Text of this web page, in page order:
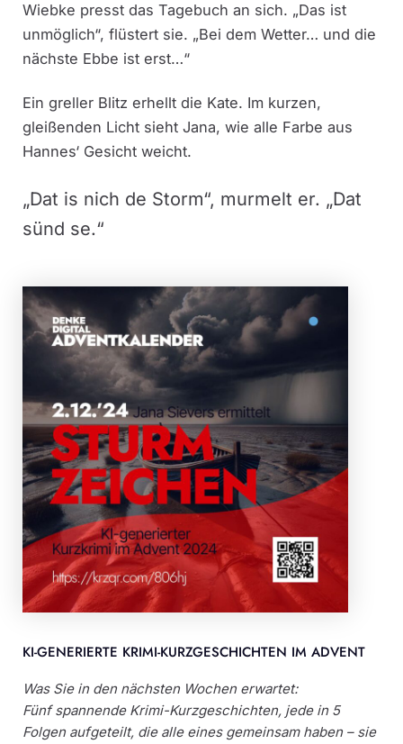
Wiebke presst das Tagebuch an sich. „Das ist
unmöglich“, flüstert sie. „Bei dem Wetter… und die
nächste Ebbe ist erst…“
Ein greller Blitz erhellt die Kate. Im kurzen,
gleißenden Licht sieht Jana, wie alle Farbe aus
Hannes‘ Gesicht weicht.
„Dat is nich de Storm“, murmelt er. „Dat
sünd se.“
KI-GENERIERTE KRIMI-KURZGESCHICHTEN IM ADVENT
Was Sie in den nächsten Wochen erwartet:
Fünf spannende Krimi-Kurzgeschichten, jede in 5
Folgen aufgeteilt, die alle eines gemeinsam haben – sie